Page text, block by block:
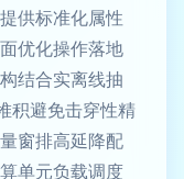
供标准化属性
优化操作落地
结合实离线抽
积避免击穿性精
窗排高延降配
单元负载调度